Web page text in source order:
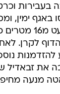
רוסו באגף
מצויין ליניב קטן
להזדמנות
את זבאדיל
מנעה